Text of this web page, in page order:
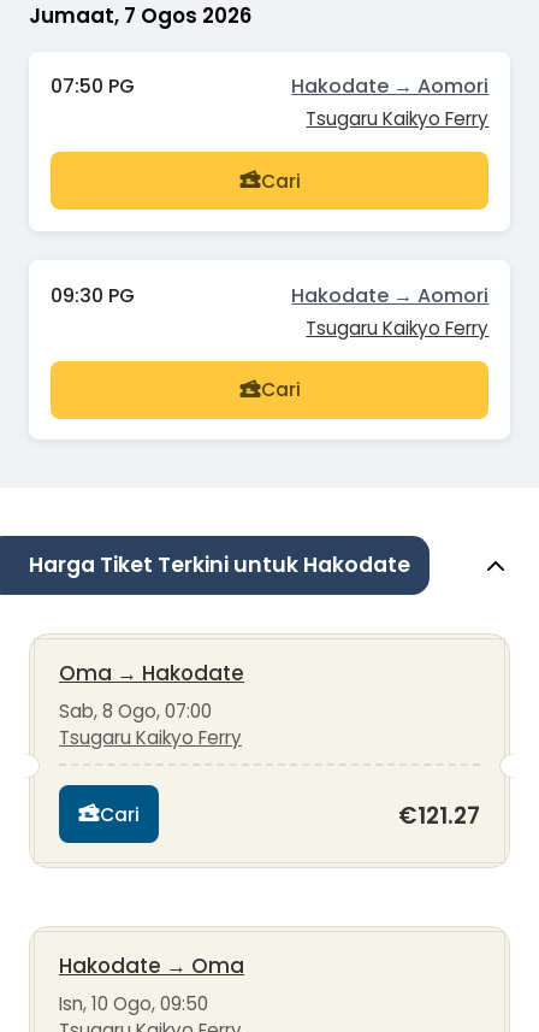
Jumaat, 7 Ogos 2026
07:50 PG Hakodate → Aomori
Tsugaru Kaikyo Ferry
Cari
09:30 PG Hakodate → Aomori
Tsugaru Kaikyo Ferry
Cari
Harga Tiket Terkini untuk Hakodate
Oma → Hakodate
Sab, 8 Ogo, 07:00
Tsugaru Kaikyo Ferry
Cari €121.27
Hakodate → Oma
Isn, 10 Ogo, 09:50